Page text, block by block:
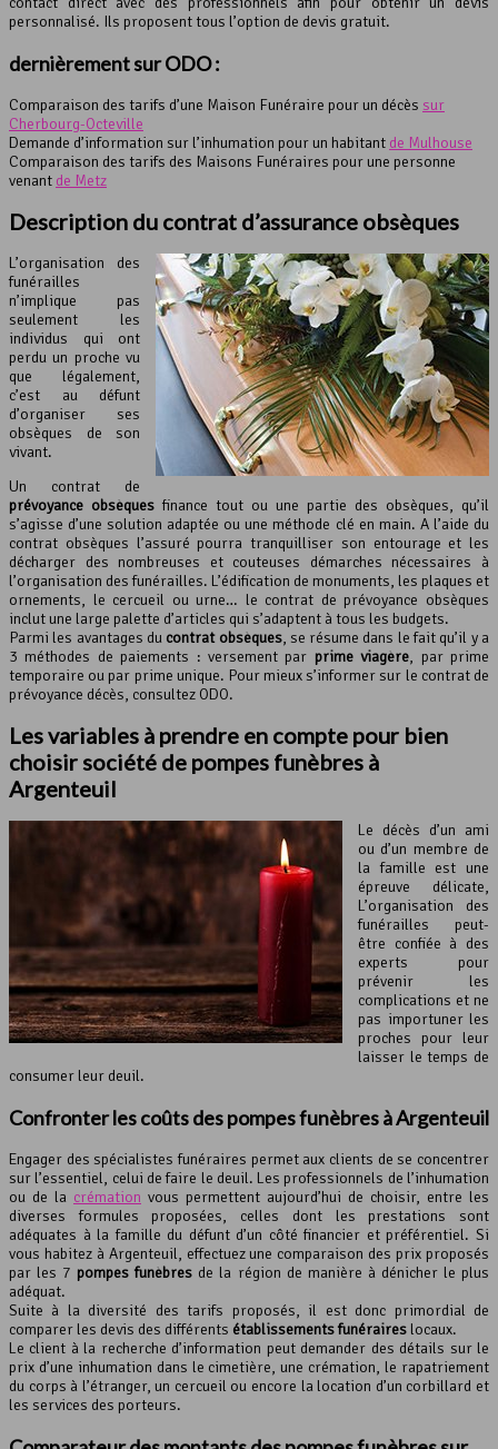
personnalisé. Ils proposent tous l’option de devis gratuit.
dernièrement sur ODO :
Comparaison des tarifs d’une Maison Funéraire pour un décès sur
Cherbourg-Octeville
Demande d’information sur l’inhumation pour un habitant de Mulhouse
Comparaison des tarifs des Maisons Funéraires pour une personne
venant de Metz
Description du contrat d’assurance obsèques
L’organisation des
funérailles
n’implique pas
seulement les
individus qui ont
perdu un proche vu
que légalement,
c’est au défunt
d’organiser ses
obsèques de son
vivant.
Un contrat de
prévoyance obsèques finance tout ou une partie des obsèques, qu’il
s’agisse d’une solution adaptée ou une méthode clé en main. A l’aide du
contrat obsèques l’assuré pourra tranquilliser son entourage et les
décharger des nombreuses et couteuses démarches nécessaires à
l’organisation des funérailles. L’édification de monuments, les plaques et
ornements, le cercueil ou urne… le contrat de prévoyance obsèques
inclut une large palette d’articles qui s’adaptent à tous les budgets.
Parmi les avantages du contrat obsèques, se résume dans le fait qu’il y a
3 méthodes de paiements : versement par prime viagère, par prime
temporaire ou par prime unique. Pour mieux s’informer sur le contrat de
prévoyance décès, consultez ODO.
Les variables à prendre en compte pour bien
choisir société de pompes funèbres à
Argenteuil
Le décès d’un ami
ou d’un membre de
la famille est une
épreuve délicate,
L’organisation des
funérailles peut-
être confiée à des
experts pour
prévenir les
complications et ne
pas importuner les
proches pour leur
laisser le temps de
consumer leur deuil.
Confronter les coûts despompes funèbresà Argenteuil
Engager des spécialistes funéraires permet aux clients de se concentrer
sur l’essentiel, celui de faire le deuil. Les professionnels de l’inhumation
ou de la crémation vous permettent aujourd’hui de choisir, entre les
diverses formules proposées, celles dont les prestations sont
adéquates à la famille du défunt d’un côté financier et préférentiel. Si
vous habitez à Argenteuil, effectuez une comparaison des prix proposés
par les 7 pompes funèbres de la région de manière à dénicher le plus
adéquat.
Suite à la diversité des tarifs proposés, il est donc primordial de
comparer les devis des différents établissements funéraires locaux.
Le client à la recherche d’information peut demander des détails sur le
prix d’une inhumation dans le cimetière, une crémation, le rapatriement
du corps à l’étranger, un cercueil ou encore la location d’un corbillard et
les services des porteurs.